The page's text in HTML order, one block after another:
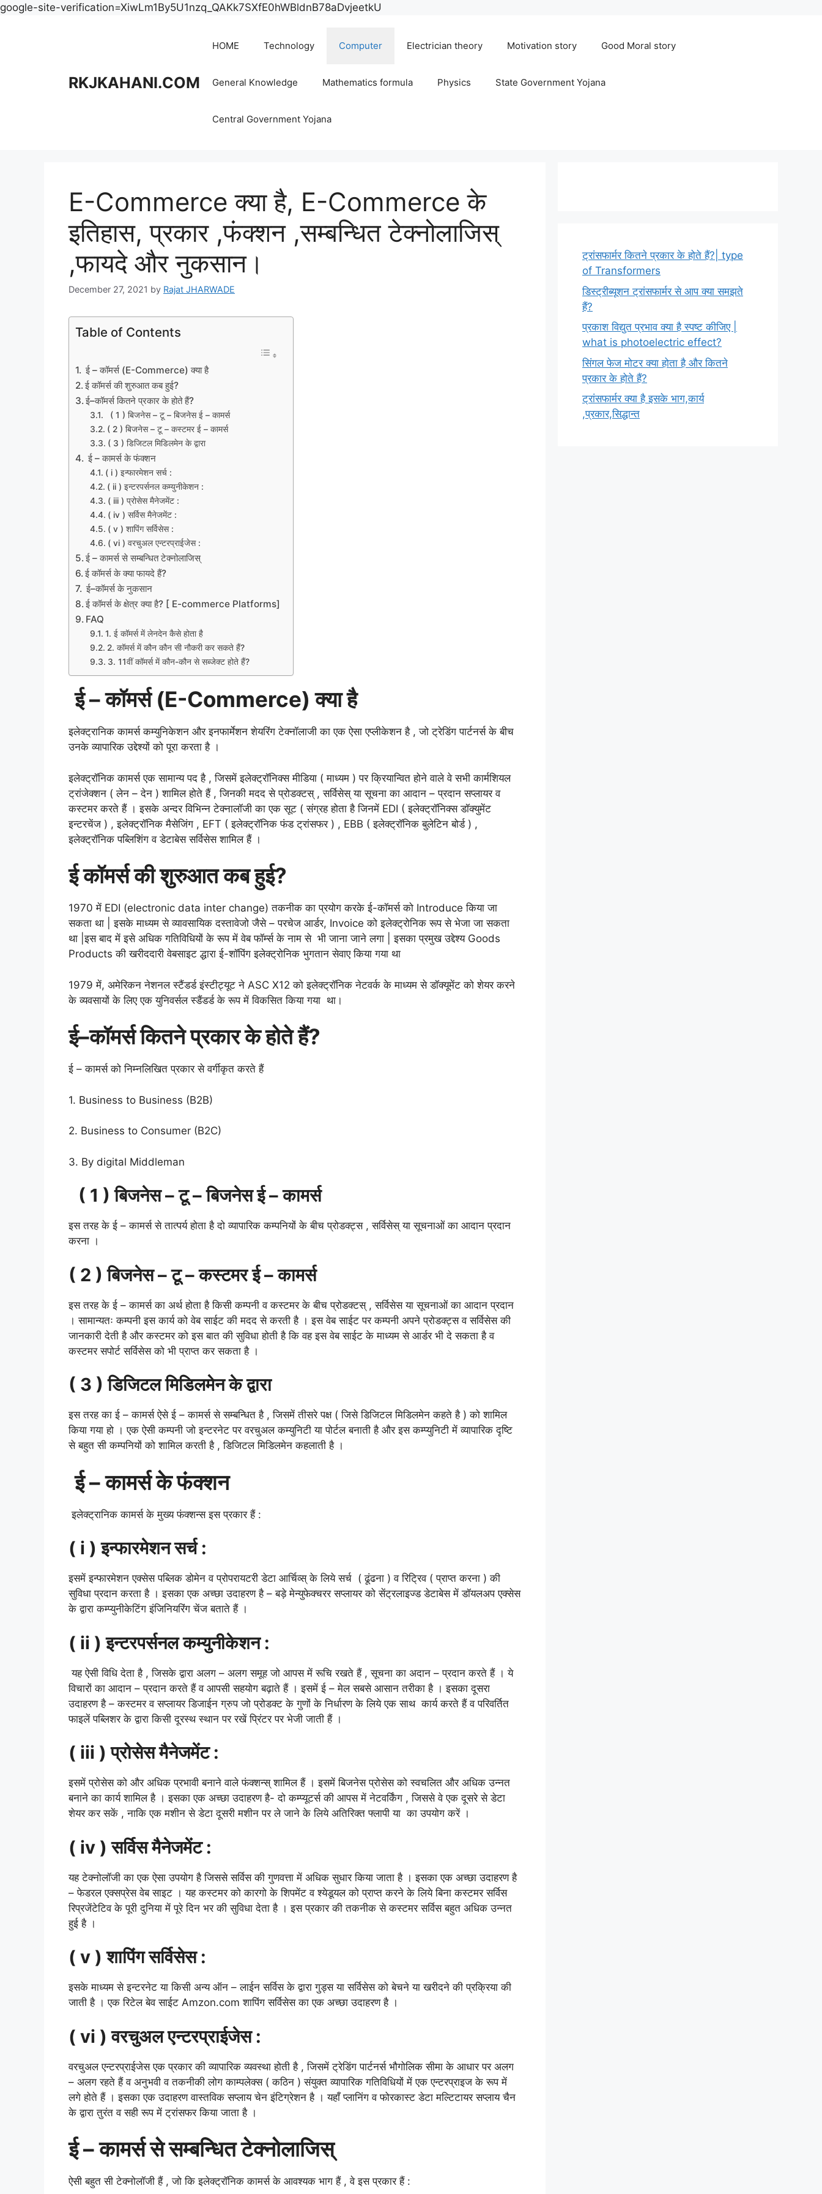
google-site-verification=XiwLm1By5U1nzq_QAKk7SXfE0hWBldnB78aDvjeetkU
RKJKAHANI.COM
HOME Technology Computer Electrician theory Motivation story Good Moral story
General Knowledge Mathematics formula Physics State Government Yojana
Central Government Yojana
E-Commerce क्या है, E-Commerce के
इतिहास, प्रकार ,फंक्शन ,सम्बन्धित टेक्नोलाजिस्
,फायदे और नुकसान।
December 27, 2021 by Rajat JHARWADE
Table of Contents
ई – कॉमर्स (E-Commerce) क्या है
ई कॉमर्स की शुरुआत कब हुई?
ई–कॉमर्स कितने प्रकार के होते हैं?
( 1 ) बिजनेस – टू – बिजनेस ई – कामर्स
( 2 ) बिजनेस – टू – कस्टमर ई – कामर्स
( 3 ) डिजिटल मिडिलमेन के द्वारा
ई – कामर्स के फंक्शन
( i ) इन्फारमेशन सर्च :
( ii ) इन्टरपर्सनल कम्युनीकेशन :
( iii ) प्रोसेस मैनेजमेंट :
( iv ) सर्विस मैनेजमेंट :
( v ) शापिंग सर्विसेस :
( vi ) वरचुअल एन्टरप्राईजेस :
ई – कामर्स से सम्बन्धित टेक्नोलाजिस्
ई कॉमर्स के क्या फायदे हैं?
ई–कॉमर्स के नुकसान
ई कॉमर्स के क्षेत्र क्या है? [ E-commerce Platforms]
FAQ
1. ई कॉमर्स में लेनदेन कैसे होता है
2. कॉमर्स में कौन कौन सी नौकरी कर सकते हैं?
3. 11वीं कॉमर्स में कौन-कौन से सब्जेक्ट होते हैं?
ई–कॉमर्स(E-Commerce)क्याहै
इलेक्ट्रानिक कामर्स कम्युनिकेशन और इनफार्मेशन शेयरिंग टेक्नॉलाजी का एक ऐसा एप्लीकेशन है , जो ट्रेडिंग पार्टनर्स के बीच
उनके व्यापारिक उद्देश्यों को पूरा करता है ।
इलेक्ट्रॉनिक कामर्स एक सामान्य पद है , जिसमें इलेक्ट्रॉनिक्स मीडिया ( माध्यम ) पर क्रियान्वित होने वाले वे सभी कार्मशियल
ट्रांजेक्शन ( लेन – देन ) शामिल होते हैं , जिनकी मदद से प्रोडक्टस् , सर्विसेस् या सूचना का आदान – प्रदान सप्लायर व
कस्टमर करते हैं । इसके अन्दर विभिन्न टेक्नालॉजी का एक सूट ( संग्रह होता है जिनमें EDI ( इलेक्ट्रॉनिक्स डॉक्युमेंट
इन्टरचेंज ) , इलेक्ट्रॉनिक मैसेजिंग , EFT ( इलेक्ट्रॉनिक फंड ट्रांसफर ) , EBB ( इलेक्ट्रॉनिक बुलेटिन बोर्ड ) ,
इलेक्ट्रॉनिक पब्लिशिंग व डेटाबेस सर्विसेस शामिल हैं ।
ई कॉमर्स की शुरुआत कब हुई?
1970 में EDI (electronic data inter change) तकनीक का प्रयोग करके ई-कॉमर्स को Introduce किया जा
सकता था | इसके माध्यम से व्यावसायिक दस्तावेजो जैसे – परचेज आर्डर, Invoice को इलेक्ट्रोनिक रूप से भेजा जा सकता
था |इस बाद में इसे अधिक गतिविधियों के रूप में वेब फॉर्म्स के नाम से भी जाना जाने लगा | इसका प्रमुख उद्देश्य Goods
Products की खरीददारी वेबसाइट द्धारा ई-शॉपिंग इलेक्ट्रोनिक भुगतान सेवाए किया गया था
1979 में, अमेरिकन नेशनल स्टैंडर्ड इंस्टीट्यूट ने ASC X12 को इलेक्ट्रॉनिक नेटवर्क के माध्यम से डॉक्यूमेंट को शेयर करने
के व्यवसायों के लिए एक युनिवर्सल स्‍डैंडर्ड के रूप में विकसित किया गया था।
ई–कॉमर्सकितनेप्रकारकेहोतेहैं?
ई – कामर्स को निम्नलिखित प्रकार से वर्गीकृत करते हैं
1. Business to Business (B2B)
2. Business to Consumer (B2C)
3. By digital Middleman
( 1 )बिजनेस–टू–बिजनेस ई–कामर्स
इस तरह के ई – कामर्स से तात्पर्य होता है दो व्यापारिक कम्पनियों के बीच प्रोडक्ट्स , सर्विसेस् या सूचनाओं का आदान प्रदान
करना ।
( 2 )बिजनेस–टू–कस्टमर ई–कामर्स
इस तरह के ई – कामर्स का अर्थ होता है किसी कम्पनी व कस्टमर के बीच प्रोडक्टस् , सर्विसेस या सूचनाओं का आदान प्रदान
। सामान्यतः कम्पनी इस कार्य को वेब साईट की मदद से करती है । इस वेब साईट पर कम्पनी अपने प्रोडक्ट्स व सर्विसेस की
जानकारी देती है और कस्टमर को इस बात की सुविधा होती है कि वह इस वेब साईट के माध्यम से आर्डर भी दे सकता है व
कस्टमर सपोर्ट सर्विसेस को भी प्राप्त कर सकता है ।
( 3 )डिजिटल मिडिलमेन के द्वारा
इस तरह का ई – कामर्स ऐसे ई – कामर्स से सम्बन्धित है , जिसमें तीसरे पक्ष ( जिसे डिजिटल मिडिलमेन कहते है ) को शामिल
किया गया हो । एक ऐसी कम्पनी जो इन्टरनेट पर वरचुअल कम्युनिटी या पोर्टल बनाती है और इस कम्प्युनिटी में व्यापारिक दृष्टि
से बहुत सी कम्पनियों को शामिल करती है , डिजिटल मिडिलमेन कहलाती है ।
ई–कामर्सकेफंक्शन
इलेक्ट्रानिक कामर्स के मुख्य फंक्शन्स इस प्रकार हैं :
( i )इन्फारमेशन सर्च:
इसमें इन्फारमेशन एक्सेस पब्लिक डोमेन व प्रोपरायटरी डेटा आर्चिव्स् के लिये सर्च ( ढूंढना ) व रिट्रिव ( प्राप्त करना ) की
सुविधा प्रदान करता है । इसका एक अच्छा उदाहरण है – बड़े मेन्युफेक्चरर सप्लायर को सेंट्रलाइज्ड डेटाबेस में डॉयलअप एक्सेस
के द्वारा कम्प्युनीकेटिंग इंजिनियरिंग चेंज बताते हैं ।
( ii )इन्टरपर्सनल कम्युनीकेशन:
यह ऐसी विधि देता है , जिसके द्वारा अलग – अलग समूह जो आपस में रूचि रखते हैं , सूचना का अदान – प्रदान करते हैं । ये
विचारों का आदान – प्रदान करते हैं व आपसी सहयोग बढ़ाते हैं । इसमें ई – मेल सबसे आसान तरीका है । इसका दूसरा
उदाहरण है – कस्टमर व सप्लायर डिजाईन ग्रुप जो प्रोडक्ट के गुणों के निर्धारण के लिये एक साथ कार्य करते हैं व परिवर्तित
फाइलें पब्लिशर के द्वारा किसी दूरस्थ स्थान पर रखें प्रिंटर पर भेजी जाती हैं ।
( iii )प्रोसेस मैनेजमेंट:
इसमें प्रोसेस को और अधिक प्रभावी बनाने वाले फंक्शन्स् शामिल हैं । इसमें बिजनेस प्रोसेस को स्वचलित और अधिक उन्नत
बनाने का कार्य शामिल है । इसका एक अच्छा उदाहरण है- दो कम्प्यूटर्स की आपस में नेटवर्किंग , जिससे वे एक दूसरे से डेटा
शेयर कर सकें , नाकि एक मशीन से डेटा दूसरी मशीन पर ले जाने के लिये अतिरिक्त फ्लापी या का उपयोग करें ।
( iv )सर्विस मैनेजमेंट:
यह टेक्नोलॉजी का एक ऐसा उपयोग है जिससे सर्विस की गुणवत्ता में अधिक सुधार किया जाता है । इसका एक अच्छा उदाहरण है
– फेडरल एक्सप्रेस वेब साइट । यह कस्टमर को कारगो के शिपमेंट व श्येडूयल को प्राप्त करने के लिये बिना कस्टमर सर्विस
रिप्रजेंटेटिव के पूरी दुनिया में पूरे दिन भर की सुविधा देता है । इस प्रकार की तकनीक से कस्टमर सर्विस बहुत अधिक उन्नत
हुई है ।
( v )शापिंग सर्विसेस:
इसके माध्यम से इन्टरनेट या किसी अन्य ऑन – लाईन सर्विस के द्वारा गुड्स या सर्विसेस को बेचने या खरीदने की प्रक्रिया की
जाती है । एक रिटेल बेव साईट Amzon.com शापिंग सर्विसेस का एक अच्छा उदाहरण है ।
( vi )वरचुअल एन्टरप्राईजेस:
वरचुअल एन्टरप्राईजेस एक प्रकार की व्यापारिक व्यवस्था होती है , जिसमें ट्रेडिंग पार्टनर्स भौगोलिक सीमा के आधार पर अलग
– अलग रहते हैं व अनुभवी व तकनीकी लोग काम्पलेक्स ( कठिन ) संयुक्त व्यापारिक गतिविधियों में एक एन्टरप्राइज के रूप में
लगे होते हैं । इसका एक उदाहरण वास्तविक सप्लाय चेन इंटिग्रेशन है । यहाँ प्लानिंग व फोरकास्ट डेटा मल्टिटायर सप्लाय चैन
के द्वारा तुरंत व सही रूप में ट्रांसफर किया जाता है ।
ई–कामर्ससेसम्बन्धितटेक्नोलाजिस्
ऐसी बहुत सी टेक्नोलॉजी हैं , जो कि इलेक्ट्रॉनिक कामर्स के आवश्यक भाग हैं , वे इस प्रकार हैं :
ट्रांसफार्मर कितने प्रकार के होते हैं?| type
of Transformers
डिस्ट्रीब्यूशन ट्रांसफार्मर से आप क्या समझते
हैं?
प्रकाश विद्युत प्रभाव क्या है स्पष्ट कीजिए |
what is photoelectric effect?
सिंगल फेज मोटर क्या होता है और कितने
प्रकार के होते हैं?
ट्रांसफार्मर क्या है इसके भाग,कार्य
,प्रकार,सिद्धान्त